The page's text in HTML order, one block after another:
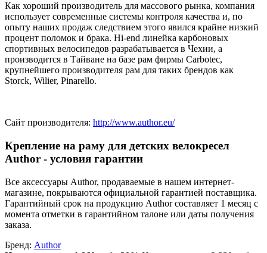
Как хороший производитель для массового рынка, компания
использует современные системы контроля качества и, по
опыту наших продаж следствием этого явился крайне низкий
процент поломок и брака. Hi-end линейка карбоновых
спортивных велосипедов разрабатывается в Чехии, а
производится в Тайване на базе рам фирмы Carbotec,
крупнейшего производителя рам для таких брендов как
Storck, Wilier, Pinarello.
Сайт производителя: http://www.author.eu/
Крепление на раму для детских велокресел
Author - условия гарантии
Все аксессуары Author, продаваемые в нашем интернет-
магазине, покрываются официальной гарантией поставщика.
Гарантийный срок на продукцию Author составляет 1 месяц с
момента отметки в гарантийном талоне или даты получения
заказа.
Бренд: Author